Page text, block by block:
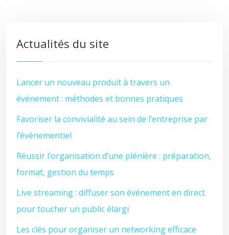
Actualités du site
Lancer un nouveau produit à travers un
événement : méthodes et bonnes pratiques
Favoriser la convivialité au sein de l’entreprise par
l’événementiel
Réussir l’organisation d’une plénière : préparation,
format, gestion du temps
Live streaming : diffuser son événement en direct
pour toucher un public élargi
Les clés pour organiser un networking efficace